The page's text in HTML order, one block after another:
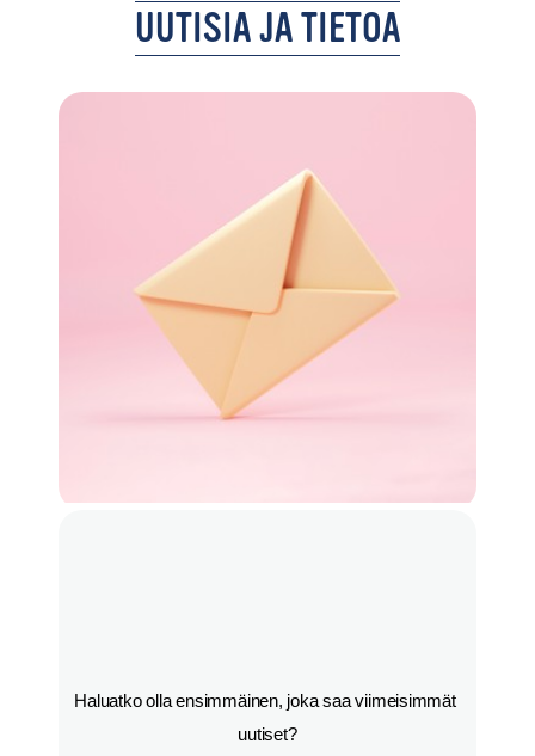
UUTISIA JA TIETOA
Haluatko olla ensimmäinen, joka saa viimeisimmät
uutiset?